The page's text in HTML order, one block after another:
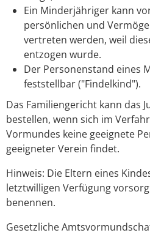
Ein Minderjähriger kann
persönlichen und
vertreten werden, weil
entzogen wurde.
Der Personenstand eines
feststellbar ("Findelkind").
Das Familiengericht kann das
bestellen, wenn sich im
Vormundes keine geeignete
geeigneter Verein findet.
Hinweis: Die Eltern eines
letztwilligen Verfügung
benennen.
Gesetzliche